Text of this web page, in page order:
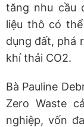
tăng nhu cầu
liệu thô có
dụng đất, phá
khí thải CO2.
Bà Pauline
Zero Waste
nghiệp, vốn